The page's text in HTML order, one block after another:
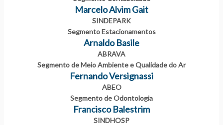
Marcelo Alvim Gait
SINDEPARK
Segmento Estacionamentos
Arnaldo Basile
ABRAVA
Segmento de Meio Ambiente e Qualidade do Ar
Fernando Versignassi
ABEO
Segmento de Odontologia
Francisco Balestrim
SINDHOSP